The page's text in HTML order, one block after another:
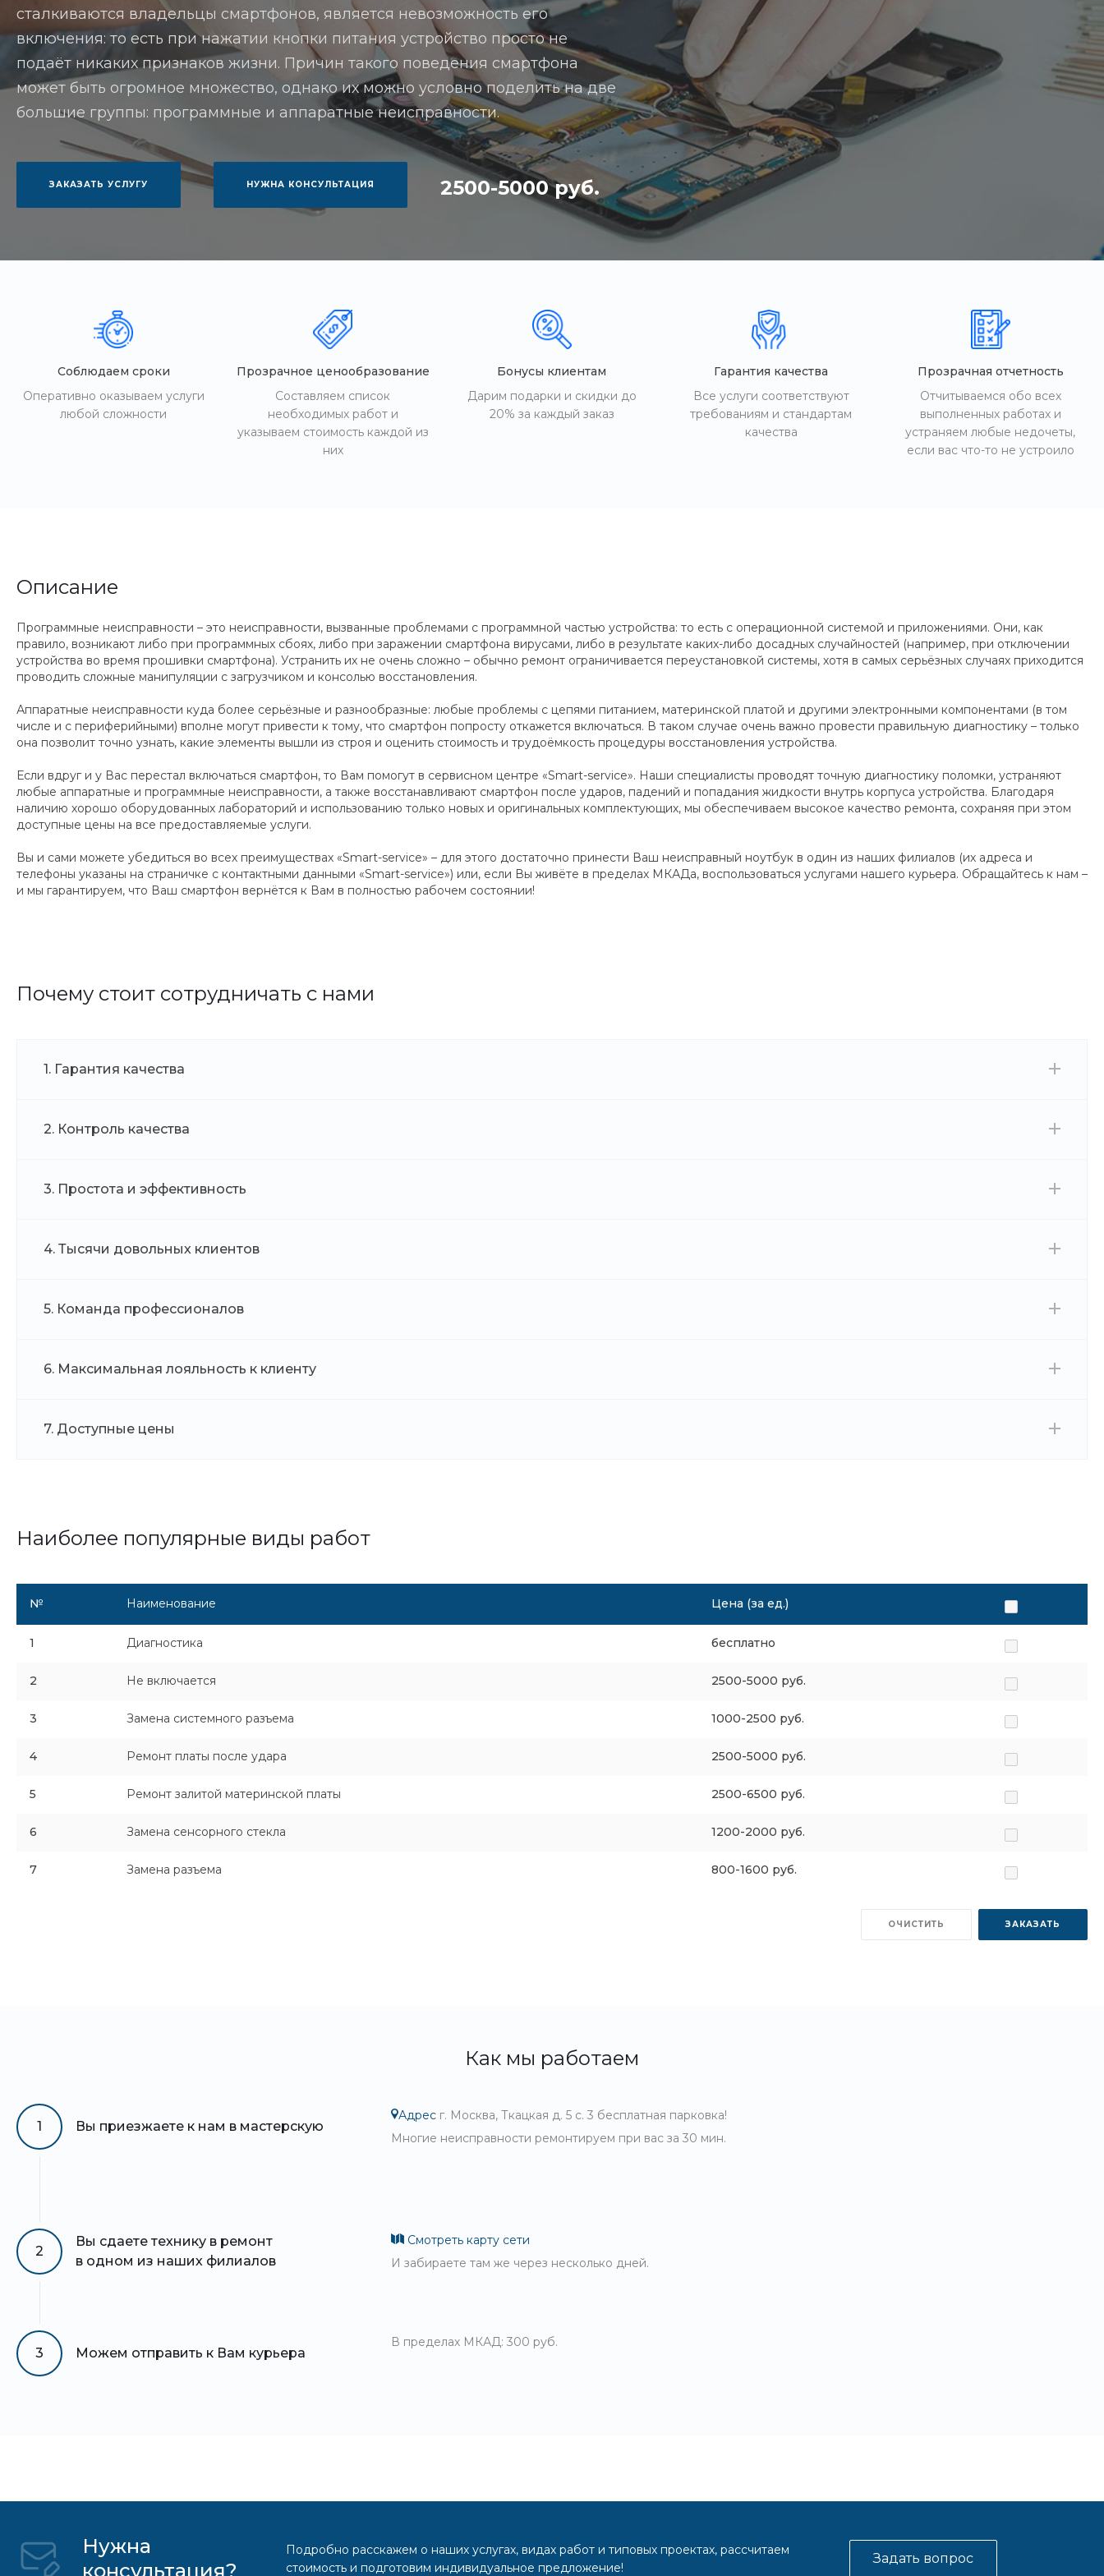
сталкиваются владельцы смартфонов, является невозможность его
включения: то есть при нажатии кнопки питания устройство просто не
подаёт никаких признаков жизни. Причин такого поведения смартфона
может быть огромное множество, однако их можно условно поделить на две
большие группы: программные и аппаратные неисправности.
ЗАКАЗАТЬ УСЛУГУ НУЖНА КОНСУЛЬТАЦИЯ 2500-5000 руб.
Соблюдаем сроки
Оперативно оказываем услуги
любой сложности
Прозрачное ценообразование
Составляем список
необходимых работ и
указываем стоимость каждой из
них
Бонусы клиентам
Дарим подарки и скидки до
20% за каждый заказ
Гарантия качества
Все услуги соответствуют
требованиям и стандартам
качества
Прозрачная отчетность
Отчитываемся обо всех
выполненных работах и
устраняем любые недочеты,
если вас что-то не устроило
Описание
Программные неисправности – это неисправности, вызванные проблемами с программной частью устройства: то есть с операционной системой и приложениями. Они, как
правило, возникают либо при программных сбоях, либо при заражении смартфона вирусами, либо в результате каких-либо досадных случайностей (например, при отключении
устройства во время прошивки смартфона). Устранить их не очень сложно – обычно ремонт ограничивается переустановкой системы, хотя в самых серьёзных случаях приходится
проводить сложные манипуляции с загрузчиком и консолью восстановления.
Аппаратные неисправности куда более серьёзные и разнообразные: любые проблемы с цепями питанием, материнской платой и другими электронными компонентами (в том
числе и с периферийными) вполне могут привести к тому, что смартфон попросту откажется включаться. В таком случае очень важно провести правильную диагностику – только
она позволит точно узнать, какие элементы вышли из строя и оценить стоимость и трудоёмкость процедуры восстановления устройства.
Если вдруг и у Вас перестал включаться смартфон, то Вам помогут в сервисном центре «Smart-service». Наши специалисты проводят точную диагностику поломки, устраняют
любые аппаратные и программные неисправности, а также восстанавливают смартфон после ударов, падений и попадания жидкости внутрь корпуса устройства. Благодаря
наличию хорошо оборудованных лабораторий и использованию только новых и оригинальных комплектующих, мы обеспечиваем высокое качество ремонта, сохраняя при этом
доступные цены на все предоставляемые услуги.
Вы и сами можете убедиться во всех преимуществах «Smart-service» – для этого достаточно принести Ваш неисправный ноутбук в один из наших филиалов (их адреса и
телефоны указаны на страничке с контактными данными «Smart-service») или, если Вы живёте в пределах МКАДа, воспользоваться услугами нашего курьера. Обращайтесь к нам –
и мы гарантируем, что Ваш смартфон вернётся к Вам в полностью рабочем состоянии!
Почему стоит сотрудничать с нами
1. Гарантия качества
2. Контроль качества
3. Простота и эффективность
4. Тысячи довольных клиентов
5. Команда профессионалов
6. Максимальная лояльность к клиенту
7. Доступные цены
Наиболее популярные виды работ
№ Наименование Цена (за ед.)
1 Диагностика бесплатно
2 Не включается 2500-5000 руб.
3 Замена системного разъема 1000-2500 руб.
4 Ремонт платы после удара 2500-5000 руб.
5 Ремонт залитой материнской платы 2500-6500 руб.
6 Замена сенсорного стекла 1200-2000 руб.
7 Замена разъема 800-1600 руб.
ОЧИСТИТЬ ЗАКАЗАТЬ
Как мы работаем
1 Вы приезжаете к нам в мастерскую
Адрес г. Москва, Ткацкая д. 5 с. 3 бесплатная парковка!
Многие неисправности ремонтируем при вас за 30 мин.
2
Вы сдаете технику в ремонт
в одном из наших филиалов
Смотреть карту сети
И забираете там же через несколько дней.
3 Можем отправить к Вам курьера
В пределах МКАД: 300 руб.
Нужна
консультация?
Подробно расскажем о наших услугах, видах работ и типовых проектах, рассчитаем
стоимость и подготовим индивидуальное предложение!
Задать вопрос